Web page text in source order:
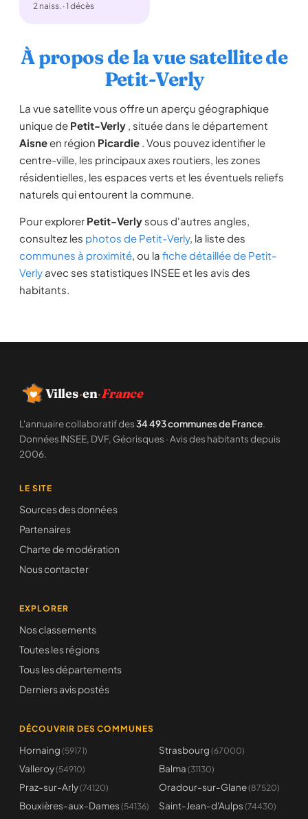
2 naiss. · 1 décès
À propos de la vue satellite de
Petit-Verly
La vue satellite vous offre un aperçu géographique
unique de Petit-Verly , située dans le département
Aisneen région Picardie . Vous pouvez identifier le
centre-ville, les principaux axes routiers, les zones
résidentielles, les espaces verts et les éventuels reliefs
naturels qui entourent la commune.
Pour explorer Petit-Verly sous d'autres angles,
consultez les photos de Petit-Verly, la liste des
communes à proximité, ou la fiche détaillée de Petit-
Verly avec ses statistiques INSEE et les avis des
habitants.
Villes·en·France
L'annuaire collaboratif des34 493 communes de France.
Données INSEE, DVF, Géorisques · Avis des habitants depuis
2006.
LE SITE
Sources des données
Partenaires
Charte de modération
Nous contacter
EXPLORER
Nos classements
Toutes les régions
Tous les départements
Derniers avis postés
DÉCOUVRIR DES COMMUNES
Hornaing (59171) Strasbourg (67000)
Valleroy(54910) Balma (31130)
Praz-sur-Arly(74120) Oradour-sur-Glane(87520)
Bouxières-aux-Dames (54136) Saint-Jean-d'Aulps (74430)